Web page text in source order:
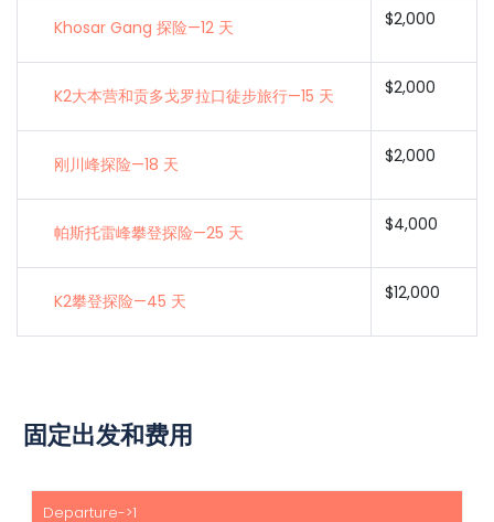
Khosar Gang 探险—12 天 $2,000
K2大本营和贡多戈罗拉口徒步旅行—15 天 $2,000
刚川峰探险—18 天 $2,000
帕斯托雷峰攀登探险—25 天 $4,000
K2攀登探险—45 天 $12,000
固定出发和费用
开